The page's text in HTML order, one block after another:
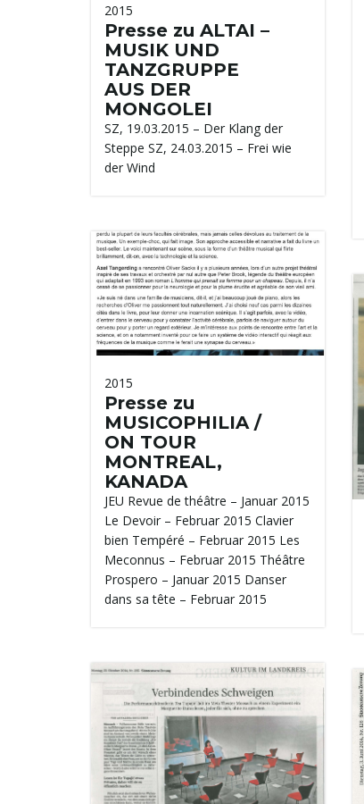
2015
Presse zu ALTAI –
MUSIK UND
TANZGRUPPE
AUS DER
MONGOLEI
SZ, 19.03.2015 – Der Klang der
Steppe SZ, 24.03.2015 – Frei wie
der Wind
2015
Presse zu
MUSICOPHILIA /
ON TOUR
MONTREAL,
KANADA
JEU Revue de théâtre – Januar 2015
Le Devoir – Februar 2015 Clavier
bien Tempéré – Februar 2015 Les
Meconnus – Februar 2015 Théâtre
Prospero – Januar 2015 Danser
dans sa tête – Februar 2015